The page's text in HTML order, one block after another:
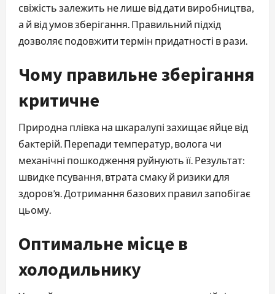
свіжість залежить не лише від дати виробництва,
а й від умов зберігання. Правильний підхід
дозволяє подовжити термін придатності в рази.
Чому правильне зберігання
критичне
Природна плівка на шкаралупі захищає яйце від
бактерій. Перепади температур, волога чи
механічні пошкодження руйнують її. Результат:
швидке псування, втрата смаку й ризики для
здоров’я. Дотримання базових правил запобігає
цьому.
Оптимальне місце в
холодильнику